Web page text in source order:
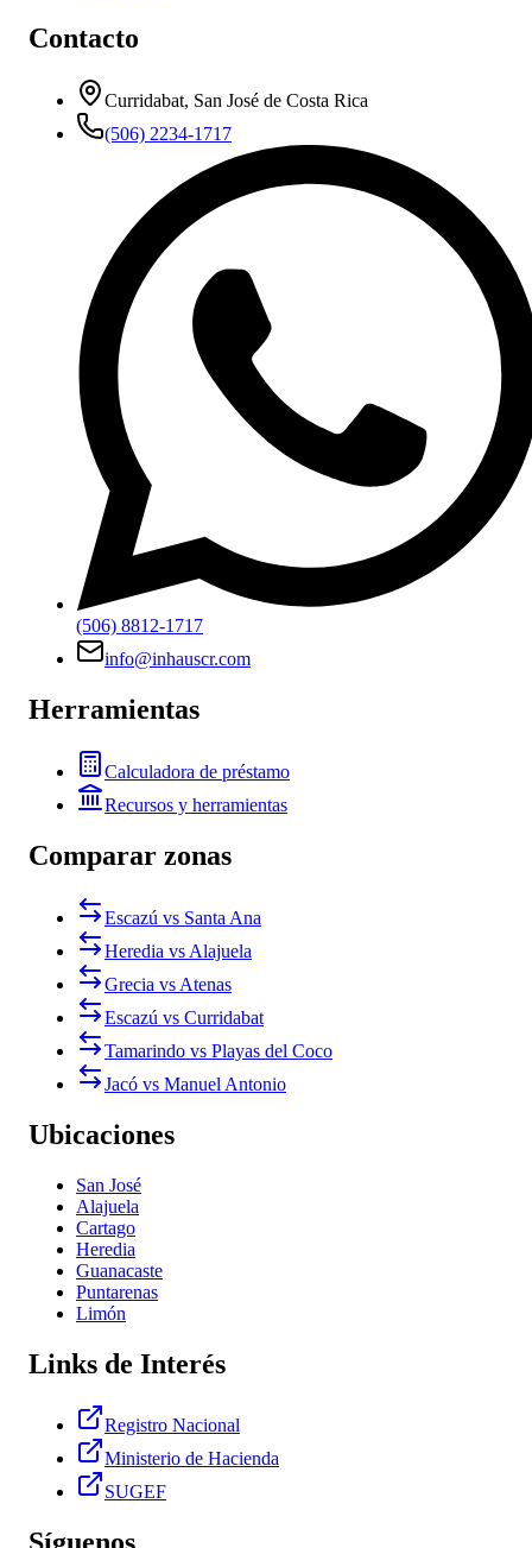
Contacto
Curridabat, San José de Costa Rica
(506) 2234-1717
(506) 8812-1717
info@inhauscr.com
Herramientas
Calculadora de préstamo
Recursos y herramientas
Comparar zonas
Escazú vs Santa Ana
Heredia vs Alajuela
Grecia vs Atenas
Escazú vs Curridabat
Tamarindo vs Playas del Coco
Jacó vs Manuel Antonio
Ubicaciones
San José
Alajuela
Cartago
Heredia
Guanacaste
Puntarenas
Limón
Links de Interés
Registro Nacional
Ministerio de Hacienda
SUGEF